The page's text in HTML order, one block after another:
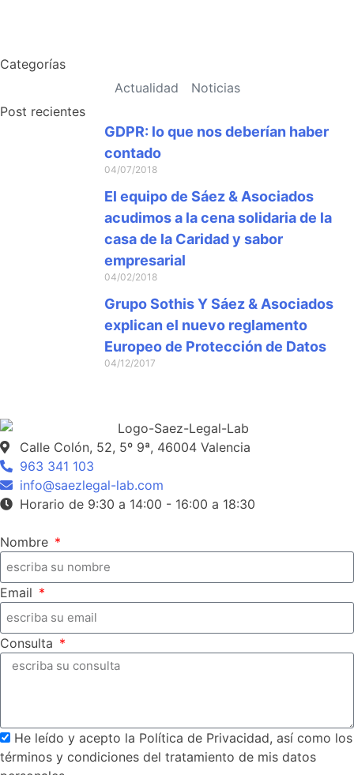
Categorías
Actualidad
Noticias
Post recientes
GDPR: lo que nos deberían haber
contado
04/07/2018
El equipo de Sáez & Asociados
acudimos a la cena solidaria de la
casa de la Caridad y sabor
empresarial
04/02/2018
Grupo Sothis Y Sáez & Asociados
explican el nuevo reglamento
Europeo de Protección de Datos
04/12/2017
Calle Colón, 52, 5º 9ª, 46004 Valencia
963 341 103
info@saezlegal-lab.com
Horario de 9:30 a 14:00 - 16:00 a 18:30
Nombre
Email
Consulta
He leído y acepto la Política de Privacidad, así como los
términos y condiciones del tratamiento de mis datos